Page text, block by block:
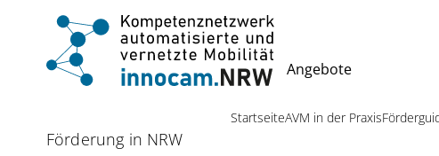
Angebote
StartseiteAVM in der Praxis
Förderung in NRW